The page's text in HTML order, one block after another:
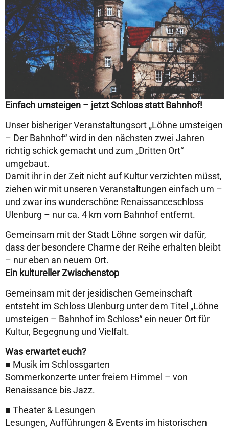
Einfach umsteigen – jetzt Schloss statt Bahnhof!
Unser bisheriger Veranstaltungsort „Löhne umsteigen
– Der Bahnhof“ wird in den nächsten zwei Jahren
richtig schick gemacht und zum „Dritten Ort“
umgebaut.
Damit ihr in der Zeit nicht auf Kultur verzichten müsst,
ziehen wir mit unseren Veranstaltungen einfach um –
und zwar ins wunderschöne Renaissanceschloss
Ulenburg – nur ca. 4 km vom Bahnhof entfernt.
Gemeinsam mit der Stadt Löhne sorgen wir dafür,
dass der besondere Charme der Reihe erhalten bleibt
– nur eben an neuem Ort.
Ein kultureller Zwischenstop
Gemeinsam mit der jesidischen Gemeinschaft
entsteht im Schloss Ulenburg unter dem Titel „Löhne
umsteigen – Bahnhof im Schloss“ ein neuer Ort für
Kultur, Begegnung und Vielfalt.
Was erwartet euch?
■ Musik im Schlossgarten
Sommerkonzerte unter freiem Himmel – von
Renaissance bis Jazz.
■ Theater & Lesungen
Lesungen, Aufführungen & Events im historischen